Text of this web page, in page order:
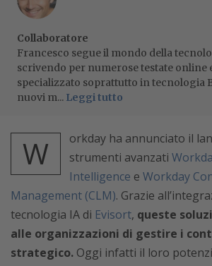
Collaboratore
Francesco segue il mondo della
scrivendo per numerose testate online
specializzato soprattutto in tecnologia
nuovi m... Leggi tutto
W
orkday ha annunciato il
strumenti avanzati
Intelligence e Workday
Management (CLM). Grazie
tecnologia IA di Evisort, queste
alle organizzazioni di gestire i
strategico. Oggi infatti il loro